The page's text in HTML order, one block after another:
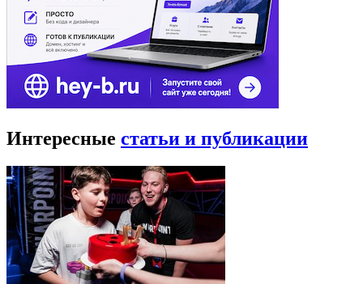
Интересные статьи и публикации